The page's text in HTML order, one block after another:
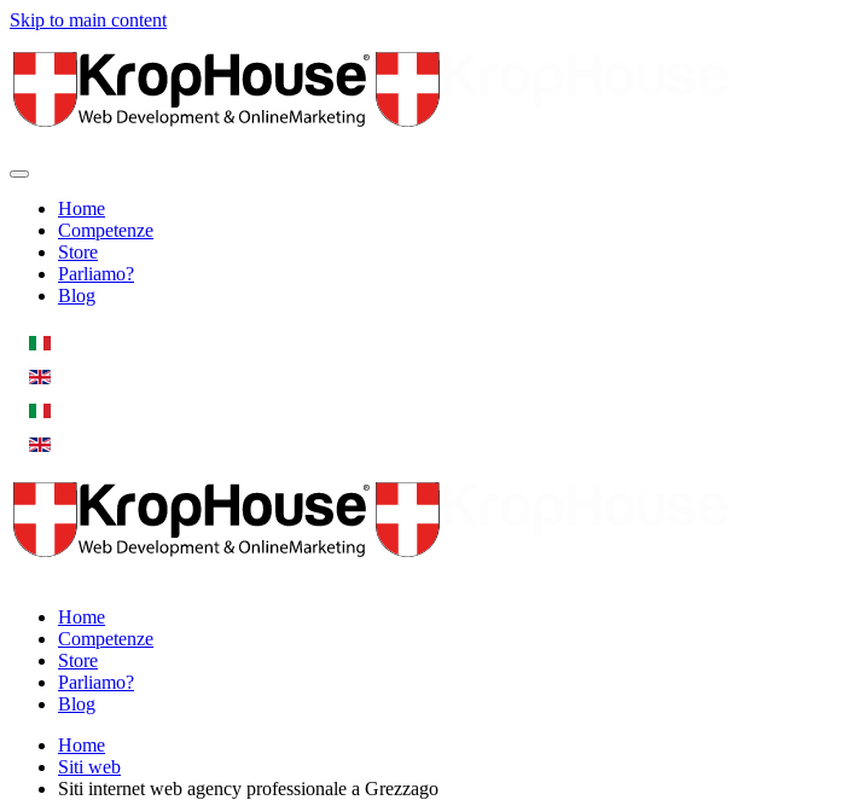
Skip to main content
Home
Competenze
Store
Parliamo?
Blog
Home
Competenze
Store
Parliamo?
Blog
Home
Siti web
Siti internet web agency professionale a Grezzago